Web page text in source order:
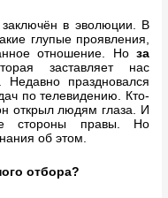
в эволюции. В
глупые проявления,
отношение. Но за
заставляет нас
Недавно праздновался
по телевидению. Кто-
открыл людям глаза. И
стороны правы. Но
об этом.
отбора?